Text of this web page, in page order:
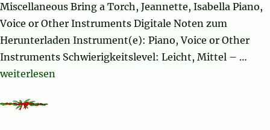
Miscellaneous Bring a Torch, Jeannette, Isabella Piano,
Voice or Other Instruments Digitale Noten zum
Herunterladen Instrument(e): Piano, Voice or Other
Instruments Schwierigkeitslevel: Leicht, Mittel – …
„Bring a Torch, Jeannette, Isabella“
weiterlesen